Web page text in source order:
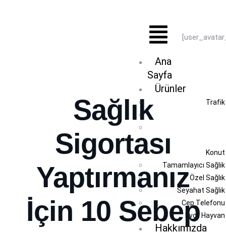
Ana
Sayfa
Ürünler
Trafik
Tamamlayıcı
Özel
Seyahat
Cep Telefonu
Evcil
Hakkımızda
Sağlık
Sigortası
Yaptırmanız
İçin 10 Sebep